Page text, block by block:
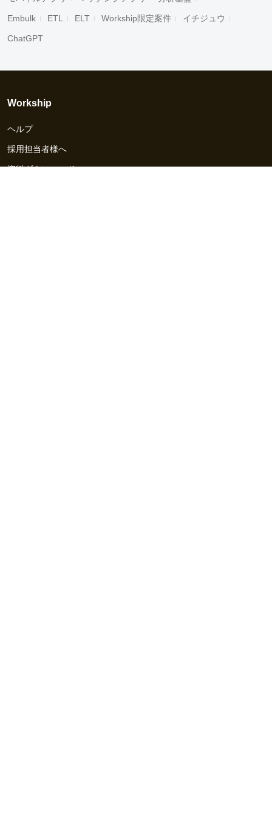
Embulk ETL ELT Workship限定案件 イチジュウ
ChatGPT
Workship
ヘルプ
採用担当者様へ
資料ダウンロード